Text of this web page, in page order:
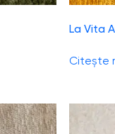
La Vita
Citește